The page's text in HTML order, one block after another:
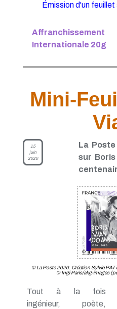
Émission d'un feuillet
Internationale 20g
Mini-
15
juin
2020
La
sur Boris
© La Poste 2020. Création Sylvie
© Ingi Paris/akg-images
Tout à la fois
ingénieur, poète,